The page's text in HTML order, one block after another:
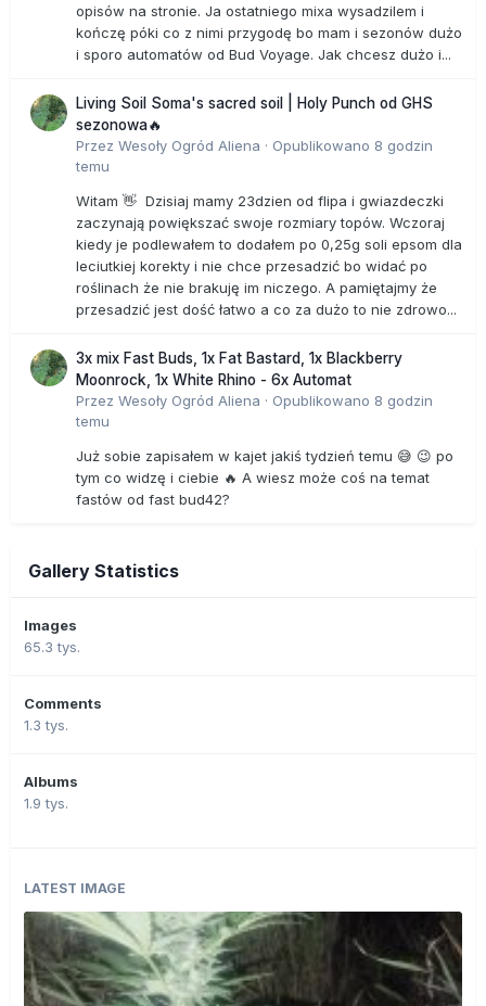
opisów na stronie. Ja ostatniego mixa wysadzilem i
kończę póki co z nimi przygodę bo mam i sezonów dużo
i sporo automatów od Bud Voyage. Jak chcesz dużo i...
Living Soil Soma's sacred soil | Holy Punch od GHS
sezonowa🔥
Przez Wesoły Ogród Aliena · Opublikowano 8 godzin
temu
Witam 👋 Dzisiaj mamy 23dzien od flipa i gwiazdeczki
zaczynają powiększać swoje rozmiary topów. Wczoraj
kiedy je podlewałem to dodałem po 0,25g soli epsom dla
leciutkiej korekty i nie chce przesadzić bo widać po
roślinach że nie brakuję im niczego. A pamiętajmy że
przesadzić jest dość łatwo a co za dużo to nie zdrowo...
3x mix Fast Buds, 1x Fat Bastard, 1x Blackberry
Moonrock, 1x White Rhino - 6x Automat
Przez Wesoły Ogród Aliena · Opublikowano 8 godzin
temu
Już sobie zapisałem w kajet jakiś tydzień temu 😅 😉 po
tym co widzę i ciebie 🔥 A wiesz może coś na temat
fastów od fast bud42?
Gallery Statistics
Images
65.3 tys.
Comments
1.3 tys.
Albums
1.9 tys.
LATEST IMAGE